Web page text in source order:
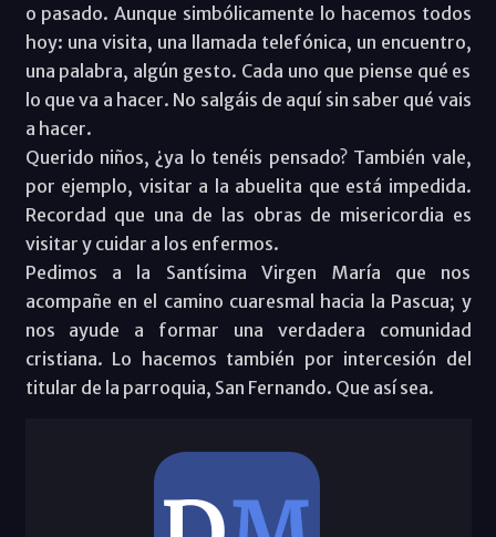
o pasado. Aunque simbólicamente lo hacemos todos
hoy: una visita, una llamada telefónica, un encuentro,
una palabra, algún gesto. Cada uno que piense qué es
lo que va a hacer. No salgáis de aquí sin saber qué vais
a hacer.
Querido niños, ¿ya lo tenéis pensado? También vale,
por ejemplo, visitar a la abuelita que está impedida.
Recordad que una de las obras de misericordia es
visitar y cuidar a los enfermos.
Pedimos a la Santísima Virgen María que nos
acompañe en el camino cuaresmal hacia la Pascua; y
nos ayude a formar una verdadera comunidad
cristiana. Lo hacemos también por intercesión del
titular de la parroquia, San Fernando. Que así sea.